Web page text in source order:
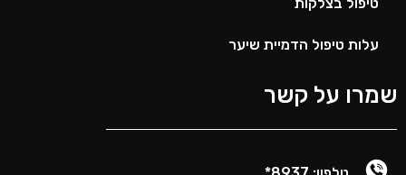
עלות טיפול הדמיית שיער
שמרו על קשר